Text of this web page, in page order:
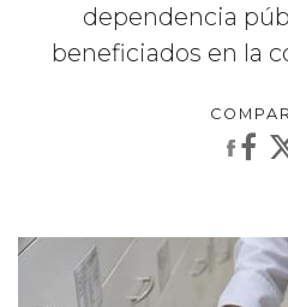
dependencia
beneficiados en la